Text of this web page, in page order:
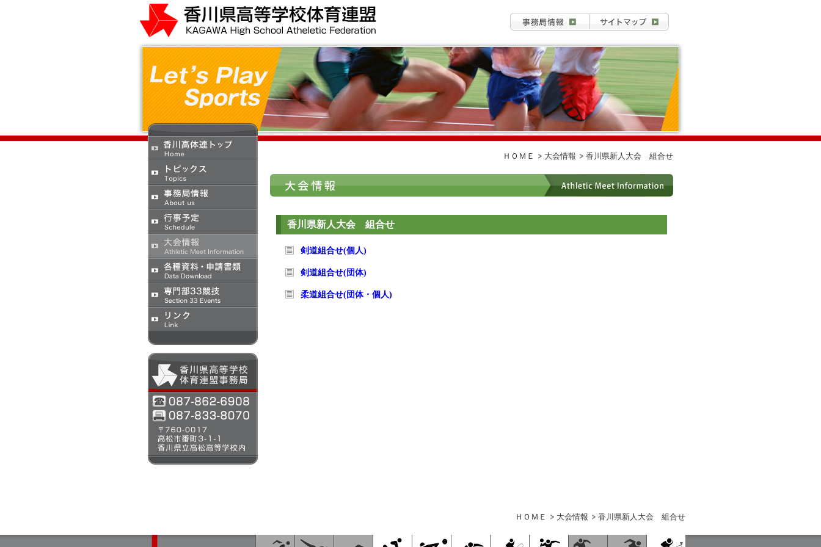
ＨＯＭＥ 大会情報 香川県新人大会 組合せ
香川県新人大会 組合せ
剣道組合せ(個人)
剣道組合せ(団体)
柔道組合せ(団体・個人)
ＨＯＭＥ 大会情報 香川県新人大会 組合せ